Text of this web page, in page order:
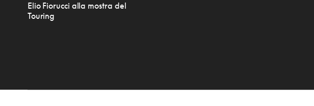
Elio Fiorucci alla mostra del
Touring